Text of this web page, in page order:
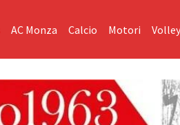
AC Monza Calcio Motori Volley